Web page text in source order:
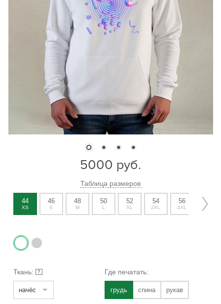
5000 руб.
Таблица размеров
44
XS
46
S
48
M
50
L
52
XL
54
2XL
56
3XL
58
4XL
Ткань: ?
начёс
Где печатать:
грудь спина рукав